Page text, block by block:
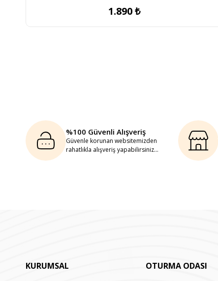
1.890 ₺
%100 Güvenli Alışveriş
Güvenle korunan websitemizden
rahatlıkla alışveriş yapabilirsiniz...
KURUMSAL OTURMA ODASI